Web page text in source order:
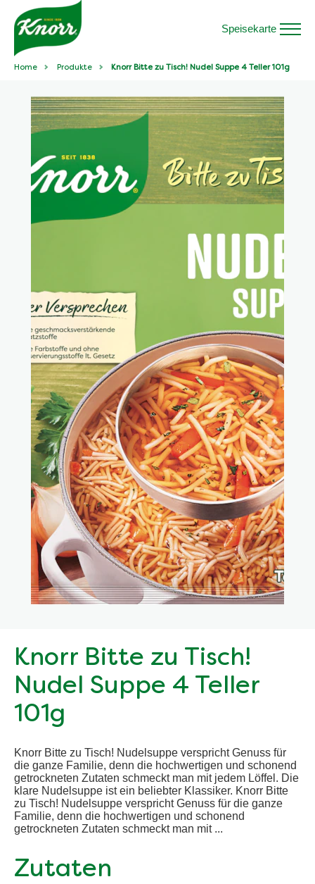
Speisekarte
Home Produkte Knorr Bitte zu Tisch! Nudel Suppe 4 Teller 101g
Knorr Bitte zu Tisch!
Nudel Suppe 4 Teller
101g
Knorr Bitte zu Tisch! Nudelsuppe verspricht Genuss für
die ganze Familie, denn die hochwertigen und schonend
getrockneten Zutaten schmeckt man mit jedem Löffel. Die
klare Nudelsuppe ist ein beliebter Klassiker. Knorr Bitte
zu Tisch! Nudelsuppe verspricht Genuss für die ganze
Familie, denn die hochwertigen und schonend
getrockneten Zutaten schmeckt man mit ...
Zutaten